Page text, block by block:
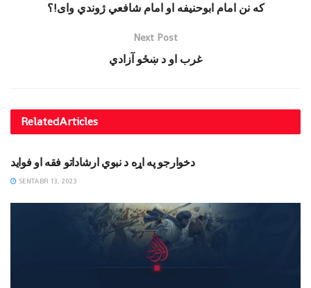
که نن امام ابوحنيفه او امام شافعي ژوندي وای!؟
Next Post
غرب او د ښځو آﺯادي
RelatedArticles
DINIY YOZUVLAR
دخوارجو په اړه د نبوي ارشاداتو فقه او فواید
SENTABR 13, 2023